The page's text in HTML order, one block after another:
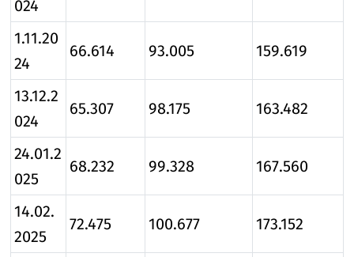
024
1.11.20
24
66.614 93.005 159.619
13.12.2
024
65.307 98.175 163.482
24.01.2
025
68.232 99.328 167.560
14.02.
2025
72.475 100.677 173.152